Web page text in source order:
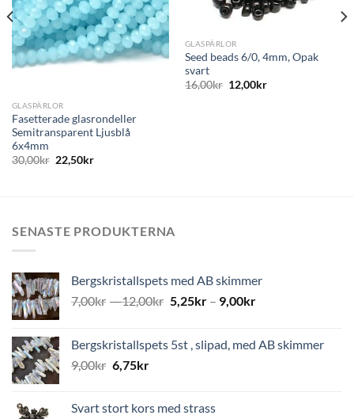
GLASPÄRLOR
Fasetterade glasrondeller
Semitransparent Ljusblå
6x4mm
30,00kr 22,50kr
GLASPÄRLOR
Seed beads 6/0, 4mm, Opak
svart
16,00kr 12,00kr
SENASTE PRODUKTERNA
Bergskristallspets med AB skimmer
7,00kr –12,00kr 5,25kr– 9,00kr
Bergskristallspets 5st , slipad, med AB skimmer
9,00kr 6,75kr
Svart stort kors med strass